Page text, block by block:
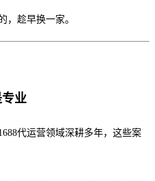
，趁早换一家。
业
代运营领域深耕多年，这些案